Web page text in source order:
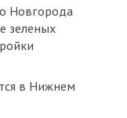
Новгорода
зеленых
в Нижнем